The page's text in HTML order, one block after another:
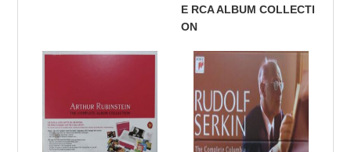
E RCA ALBUM COLLECTI
ON